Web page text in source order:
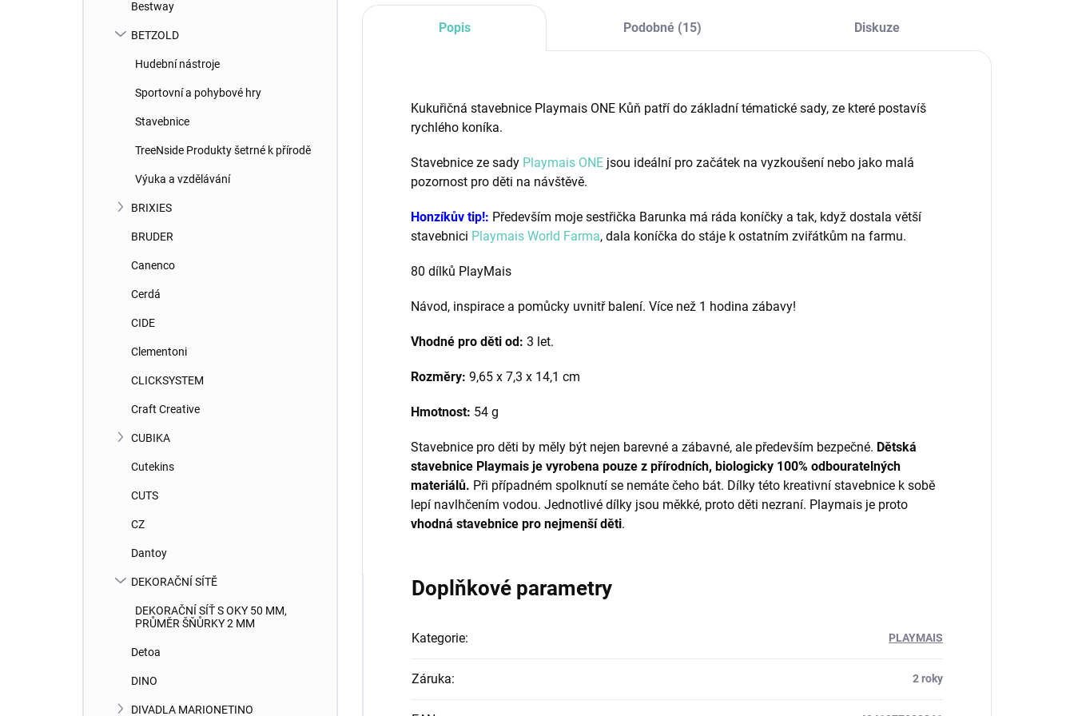
Bestway
BETZOLD
Hudební nástroje
Sportovní a pohybové hry
Stavebnice
TreeNside Produkty šetrné k přírodě
Výuka a vzdělávání
BRIXIES
BRUDER
Canenco
Cerdá
CIDE
Clementoni
CLICKSYSTEM
Craft Creative
CUBIKA
Cutekins
CUTS
CZ
Dantoy
DEKORAČNÍ SÍTĚ
DEKORAČNÍ SÍŤ S OKY 50 MM,
PRŮMĚR ŠŇŮRKY 2 MM
Detoa
DINO
DIVADLA MARIONETINO
Popis Podobné (15) Diskuze
Kukuřičná stavebnice Playmais ONE Kůň patří do základní tématické sady, ze které postavíš
rychlého koníka.
Stavebnice ze sady Playmais ONE jsou ideální pro začátek na vyzkoušení nebo jako malá
pozornost pro děti na návštěvě.
Honzíkův tip!: Především moje sestřička Barunka má ráda koníčky a tak, když dostala větší
stavebnici Playmais World Farma, dala koníčka do stáje k ostatním zviřátkům na farmu.
80 dílků PlayMais
Návod, inspirace a pomůcky uvnitř balení. Více než 1 hodina zábavy!
Vhodné pro děti od: 3 let.
Rozměry: 9,65 x 7,3 x 14,1 cm
Hmotnost: 54 g
Stavebnice pro děti by měly být nejen barevné a zábavné, ale především bezpečné. Dětská
stavebnice Playmais je vyrobena pouze z přírodních, biologicky 100% odbouratelných
materiálů. Při případném spolknutí se nemáte čeho bát. Dílky této kreativní stavebnice k sobě
lepí navlhčením vodou. Jednotlivé dílky jsou měkké, proto děti nezraní. Playmais je proto
vhodná stavebnice pro nejmenší děti.
Doplňkové parametry
Kategorie: PLAYMAIS
Záruka: 2 roky